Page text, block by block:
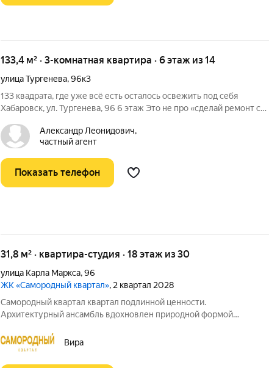
133,4 м² · 3-комнатная квартира · 6 этаж из 14
улица Тургенева,96к3
133 квадрата, где уже всё есть осталось освежить под себя
Хабаровск, ул. Тургенева, 96 6 этаж Это не про «сделай ремонт с
продуманная планировка, качественный ремонт, техника,
кондиционеры
Александр Леонидович,
частный агент
Показать телефон
31,8 м² · квартира-студия · 18 этаж из 30
улица Карла Маркса,96
ЖК «Самородный квартал», 2 квартал 2028
Самородный квартал квартал подлинной ценности.
Архитектурный ансамбль вдохновлен природной формой
геометрией фасадов. Внутренний двор и места общего
пользования также содержат стилистические
Вира